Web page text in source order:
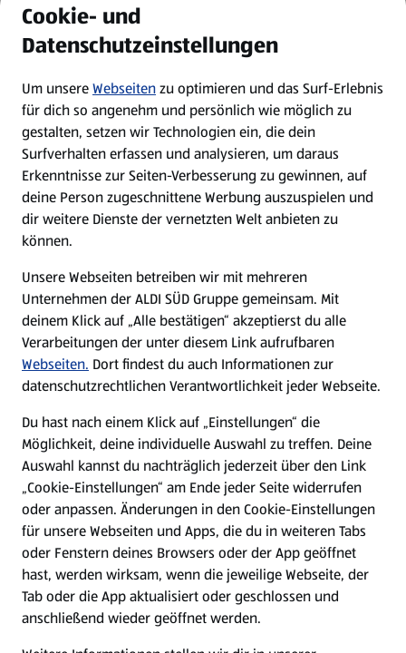
Newsletter
WhatsApp
Über ALDI SÜD
Filialen
Nachhaltigkeit
Karriere
Presse
Hilfe & Kontakt
(öffnet in einem neuen Tab)
Unternehmen
Folge uns hier:
Cookie- und
Datenschutzeinstellungen
Um unsereWebseitenzu optimieren und das Surf-Erlebnis
für dich so angenehm und persönlich wie möglich zu
gestalten, setzen wir Technologien ein, die dein
Surfverhalten erfassen und analysieren, um daraus
Erkenntnisse zur Seiten-Verbesserung zu gewinnen, auf
deine Person zugeschnittene Werbung auszuspielen und
dir weitere Dienste der vernetzten Welt anbieten zu
können.
Unsere Webseiten betreiben wir mit mehreren
Unternehmen der ALDI SÜD Gruppe gemeinsam. Mit
deinem Klick auf „Alle bestätigen“ akzeptierst du alle
Verarbeitungen der unter diesem Link aufrufbaren
Webseiten. Dort findest du auch Informationen zur
datenschutzrechtlichen Verantwortlichkeit jeder Webseite.
Du hast nach einem Klick auf „Einstellungen“ die
Möglichkeit, deine individuelle Auswahl zu treffen. Deine
Auswahl kannst du nachträglich jederzeit über den Link
„Cookie-Einstellungen“ am Ende jeder Seite widerrufen
oder anpassen. Änderungen in den Cookie-Einstellungen
für unsere Webseiten und Apps, die du in weiteren Tabs
oder Fenstern deines Browsers oder der App geöffnet
hast, werden wirksam, wenn die jeweilige Webseite, der
Tab oder die App aktualisiert oder geschlossen und
anschließend wieder geöffnet werden.